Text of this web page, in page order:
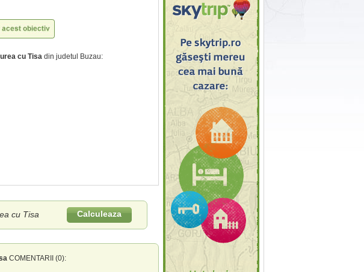
cu Tisadin judetul Buzau:
cu Tisa Calculeaza
COMENTARII (0):